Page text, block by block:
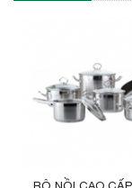
Có còi báo hiệu
sẽ phát ra tiếng
Đun nước
Ấm sử